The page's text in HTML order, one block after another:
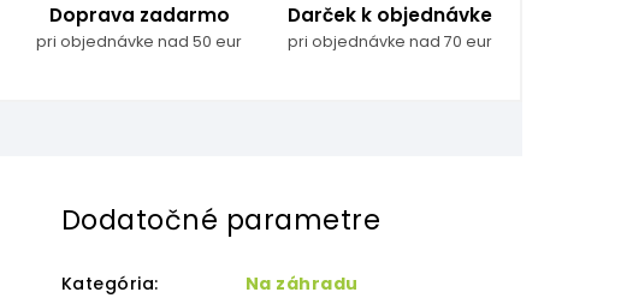
Doprava zadarmo
pri objednávke nad 50 eur
Darček k objednávke
pri objednávke nad 70 eur
Dodatočné parametre
Kategória:
Na záhradu